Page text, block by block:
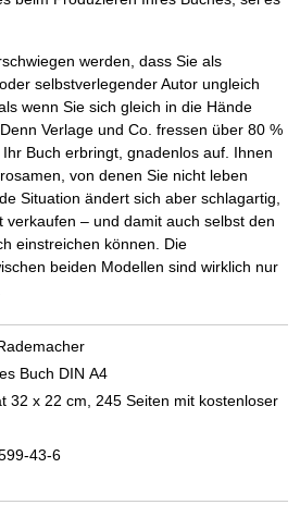
werden, dass Sie als
selbstverlegender Autor ungleich
wenn Sie sich gleich in die Hände
Verlage und Co. fressen über 80 %
Buch erbringt, gnadenlos auf. Ihnen
von denen Sie nicht leben
Situation ändert sich aber schlagartig,
verkaufen – und damit auch selbst den
einstreichen können. Die
beiden Modellen sind wirklich nur
Buch DIN A4
32 x 22 cm, 245 Seiten mit kostenloser
43-6